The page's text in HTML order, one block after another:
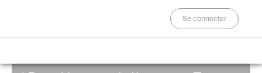
Se connecter